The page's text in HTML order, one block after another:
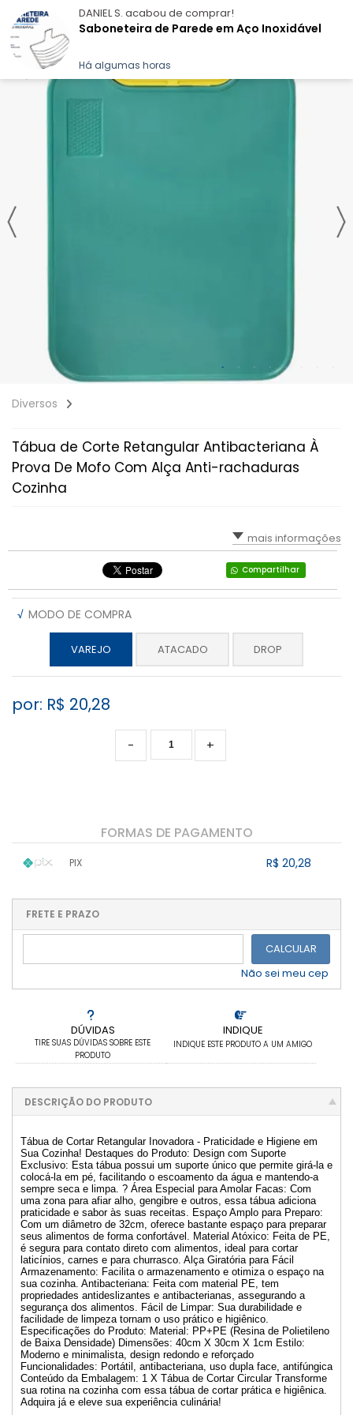
Diversos
Tábua de Corte Retangular Antibacteriana À
Prova De Mofo Com Alça Anti-rachaduras
Cozinha
mais informações
Compartilhar
√ MODO DE COMPRA
VAREJO ATACADO DROP
DÚVIDAS
TIRE SUAS DÚVIDAS SOBRE ESTE
PRODUTO
INDIQUE
INDIQUE ESTE PRODUTO A UM AMIGO
por: R$ 20,28
+
-
FORMAS DE PAGAMENTO
PIX R$ 20,28
...
....
FRETE E PRAZO
CALCULAR
Não sei meu cep
DESCRIÇÃO DO PRODUTO
Tábua de Cortar Retangular Inovadora - Praticidade e Higiene em
Sua Cozinha! Destaques do Produto: Design com Suporte
Exclusivo: Esta tábua possui um suporte único que permite girá-la e
colocá-la em pé, facilitando o escoamento da água e mantendo-a
sempre seca e limpa. ? Área Especial para Amolar Facas: Com
uma zona para afiar alho, gengibre e outros, essa tábua adiciona
praticidade e sabor às suas receitas. Espaço Amplo para Preparo:
Com um diâmetro de 32cm, oferece bastante espaço para preparar
seus alimentos de forma confortável. Material Atóxico: Feita de PE,
é segura para contato direto com alimentos, ideal para cortar
laticínios, carnes e para churrasco. Alça Giratória para Fácil
Armazenamento: Facilita o armazenamento e otimiza o espaço na
sua cozinha. Antibacteriana: Feita com material PE, tem
propriedades antideslizantes e antibacterianas, assegurando a
segurança dos alimentos. Fácil de Limpar: Sua durabilidade e
facilidade de limpeza tornam o uso prático e higiênico.
Especificações do Produto: Material: PP+PE (Resina de Polietileno
de Baixa Densidade) Dimensões: 40cm X 30cm X 1cm Estilo:
Moderno e minimalista, design redondo e reforçado
Funcionalidades: Portátil, antibacteriana, uso dupla face, antifúngica
Conteúdo da Embalagem: 1 X Tábua de Cortar Circular Transforme
sua rotina na cozinha com essa tábua de cortar prática e higiênica.
Adquira já e eleve sua experiência culinária!
DANIEL S. acabou de comprar!
Saboneteira de Parede em Aço Inoxidável
Há algumas horas